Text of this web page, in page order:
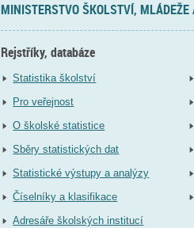
MINISTERSTVO ŠKOLSTVÍ, MLÁDEŽE
Rejstříky, databáze
Statistika školství
Pro veřejnost
O školské statistice
Sběry statistických dat
Statistické výstupy a analýzy
Číselníky a klasifikace
Adresáře školských institucí